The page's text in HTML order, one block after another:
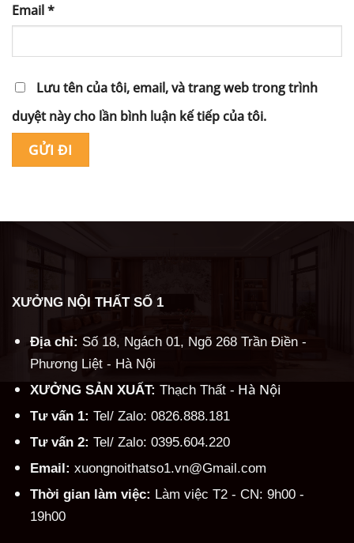
Email*
Lưu tên của tôi, email, và trang web trong trình
duyệt này cho lần bình luận kế tiếp của tôi.
XƯỞNG NỘI THẤT SỐ 1
Địa chỉ: Số 18, Ngách 01, Ngõ 268 Trần Điền -
Phương Liệt - Hà Nội
XƯỞNG SẢN XUẤT: Thạch Thất - Hà Nội
Tư vấn 1: Tel/ Zalo: 0826.888.181
Tư vấn 2: Tel/ Zalo: 0395.604.220
Email: xuongnoithatso1.vn@Gmail.com
Thời gian làm việc: Làm việc T2 - CN: 9h00 -
19h00